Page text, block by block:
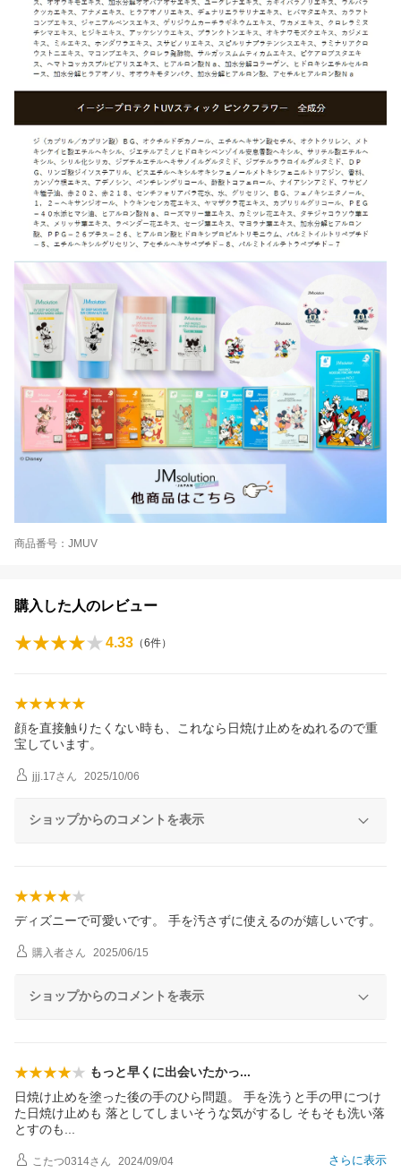
商品番号：JMUV
購入した人のレビュー
4.33 （6件）
顔を直接触りたくない時も、これなら日焼け止めをぬれるので重
宝しています。
jjj.17さん 2025/10/06
ショップからのコメントを表示
ディズニーで可愛いです。 手を汚さずに使えるのが嬉しいです。
購入者さん 2025/06/15
ショップからのコメントを表示
もっと早くに出会いたかっ
日焼け止めを塗った後の手のひら問題。 手を洗うと手の甲につけ
た日焼け止めも 落としてしまいそうな気がするし そもそも洗い落
とすのも
さらに表示
こたつ0314さん 2024/09/04